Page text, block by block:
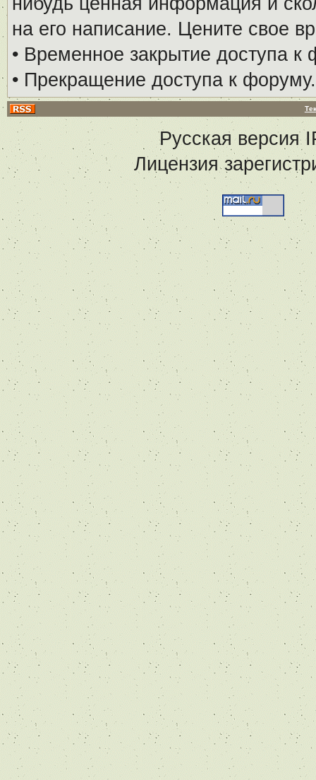
на его написание. Цените свое
• Временное закрытие доступа к
• Прекращение доступа к форуму.
Русская версия
Лицензия